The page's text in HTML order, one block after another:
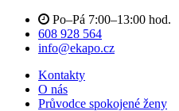
Po–Pá 7:00–13:00 hod.
608 928 564
info@ekapo.cz
Kontakty
O nás
Průvodce spokojené ženy